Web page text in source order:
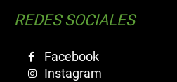
REDES SOCIALES
Facebook
Instagram